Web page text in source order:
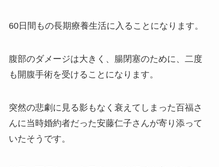
60日間もの長期療養生活に入ることになります。
腹部のダメージは大きく、腸閉塞のために、二度
も開腹手術を受けることになります。
突然の悲劇に見る影もなく衰えてしまった百福さ
んに当時婚約者だった安藤仁子さんが寄り添って
いたそうです。